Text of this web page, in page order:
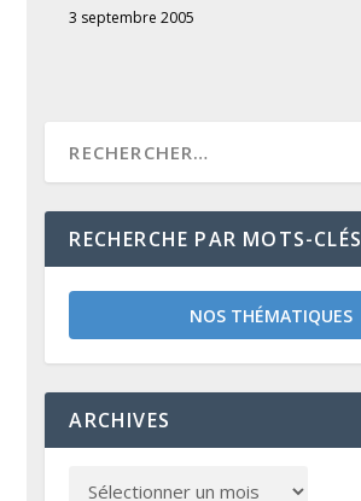
3 septembre 2005
RECHERCHE PAR MOTS-CLÉS
NOS THÉMATIQUES
ARCHIVES